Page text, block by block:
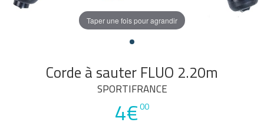
Taper une fois pour agrandir
Corde à sauter FLUO 2.20m
SPORTIFRANCE
4€00